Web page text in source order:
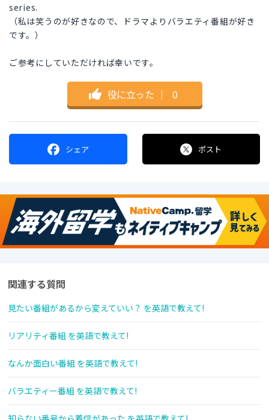
series.
（私は笑うのが好きなので、ドラマよりバラエティ番組が好き
です。）
ご参考にしていただければ幸いです。
役に立った ｜ 0
シェア ポスト
関連する質問
見たい番組があるから変えていい？ を英語で教えて!
リアリティ番組 を英語で教えて!
なんか面白い番組 を英語で教えて!
バラエティー番組 を英語で教えて!